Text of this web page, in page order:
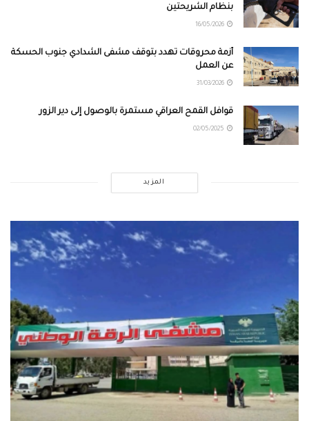
بنظام الشريحتين
أزمة محروقات تهدد بتوقف مشفى الشدادي جنوب الحسكة
عن العمل
قوافل القمح العراقي مستمرة بالوصول إلى دير الزور
المزيد